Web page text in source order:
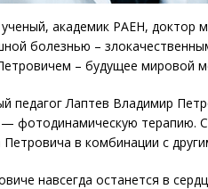
академик РАЕН, доктор
болезнью –
– будущее мировой
педагог Лаптев Владимир
фотодинамическую терапию.
в комбинации с
навсегда останется в